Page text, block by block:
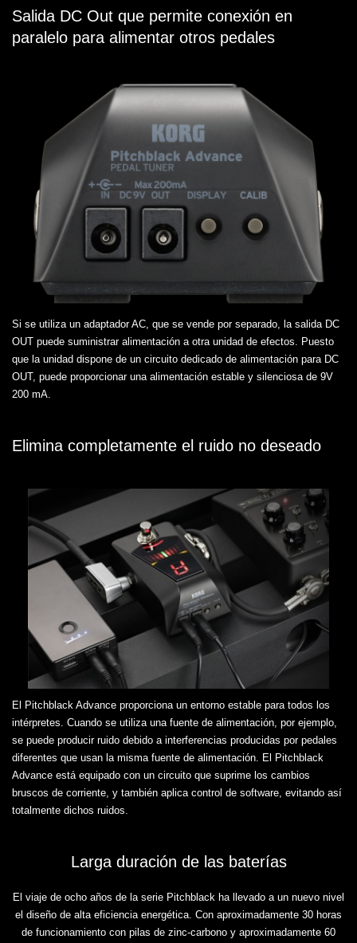
Salida DC Out que permite conexión en
paralelo para alimentar otros pedales
Si se utiliza un adaptador AC, que se vende por separado, la salida DC
OUT puede suministrar alimentación a otra unidad de efectos. Puesto
que la unidad dispone de un circuito dedicado de alimentación para DC
OUT, puede proporcionar una alimentación estable y silenciosa de 9V
200 mA.
Elimina completamente el ruido no deseado
El Pitchblack Advance proporciona un entorno estable para todos los
intérpretes. Cuando se utiliza una fuente de alimentación, por ejemplo,
se puede producir ruido debido a interferencias producidas por pedales
diferentes que usan la misma fuente de alimentación. El Pitchblack
Advance está equipado con un circuito que suprime los cambios
bruscos de corriente, y también aplica control de software, evitando así
totalmente dichos ruidos.
Larga duración de las baterías
El viaje de ocho años de la serie Pitchblack ha llevado a un nuevo nivel
el diseño de alta eficiencia energética. Con aproximadamente 30 horas
de funcionamiento con pilas de zinc-carbono y aproximadamente 60